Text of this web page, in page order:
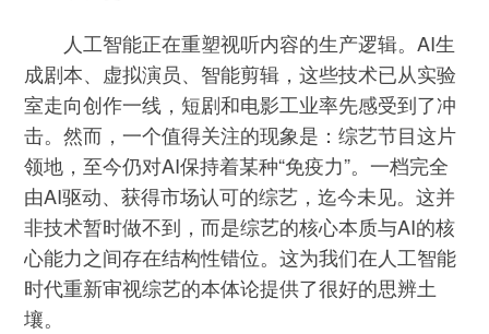
人工智能正在重塑视听内容的生产逻辑。AI生
成剧本、虚拟演员、智能剪辑，这些技术已从实验
室走向创作一线，短剧和电影工业率先感受到了冲
击。然而，一个值得关注的现象是：综艺节目这片
领地，至今仍对AI保持着某种“免疫力”。一档完全
由AI驱动、获得市场认可的综艺，迄今未见。这并
非技术暂时做不到，而是综艺的核心本质与AI的核
心能力之间存在结构性错位。这为我们在人工智能
时代重新审视综艺的本体论提供了很好的思辨土
壤。